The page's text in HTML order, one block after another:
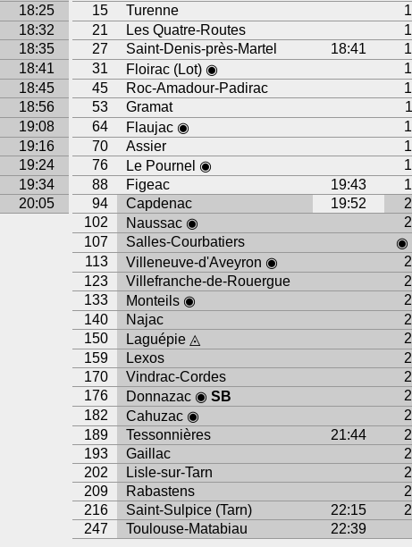
18:25 15 Turenne
18:32 21 Les Quatre-Routes
18:35 27 Saint-Denis-près-Martel 18:41
18:41 31 Floirac (Lot) ◉
18:45 45 Roc-Amadour-Padirac
18:56 53 Gramat
19:08 64 Flaujac ◉
19:16 70 Assier
19:24 76 Le Pournel ◉
19:34 88 Figeac 19:43
20:05 94 Capdenac 19:52
102
Naussac ◉
107
Salles-Courbatiers
◉
113
Villeneuve-d'Aveyron ◉
123
Villefranche-de-Rouergue
133
Monteils ◉
140
Najac
150
Laguépie ◬
159
Lexos
170
Vindrac-Cordes
176
Donnazac ◉ SB
182
Cahuzac ◉
189
Tessonnières 21:44
193
Gaillac
202
Lisle-sur-Tarn
209
Rabastens
216
Saint-Sulpice (Tarn) 22:15
247
Toulouse-Matabiau 22:39